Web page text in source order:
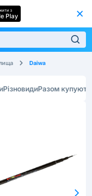
з
Play
Daiwa
РізновидиРазом купують